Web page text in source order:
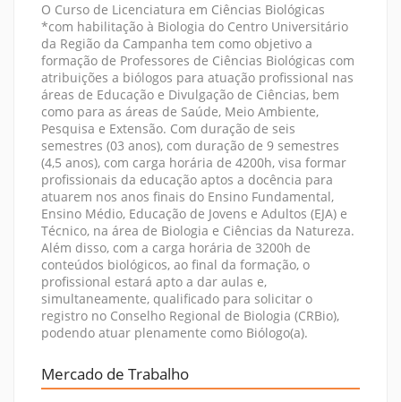
O Curso de Licenciatura em Ciências Biológicas
*com habilitação à Biologia do Centro Universitário
da Região da Campanha tem como objetivo a
formação de Professores de Ciências Biológicas com
atribuições a biólogos para atuação profissional nas
áreas de Educação e Divulgação de Ciências, bem
como para as áreas de Saúde, Meio Ambiente,
Pesquisa e Extensão. Com duração de seis
semestres (03 anos), com duração de 9 semestres
(4,5 anos), com carga horária de 4200h, visa formar
profissionais da educação aptos a docência para
atuarem nos anos finais do Ensino Fundamental,
Ensino Médio, Educação de Jovens e Adultos (EJA) e
Técnico, na área de Biologia e Ciências da Natureza.
Além disso, com a carga horária de 3200h de
conteúdos biológicos, ao final da formação, o
profissional estará apto a dar aulas e,
simultaneamente, qualificado para solicitar o
registro no Conselho Regional de Biologia (CRBio),
podendo atuar plenamente como Biólogo(a).
Mercado de Trabalho